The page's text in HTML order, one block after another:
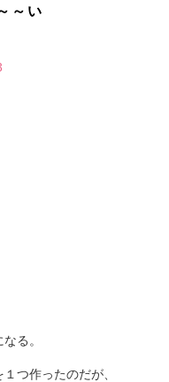
～い
る。
つ作ったのだが、